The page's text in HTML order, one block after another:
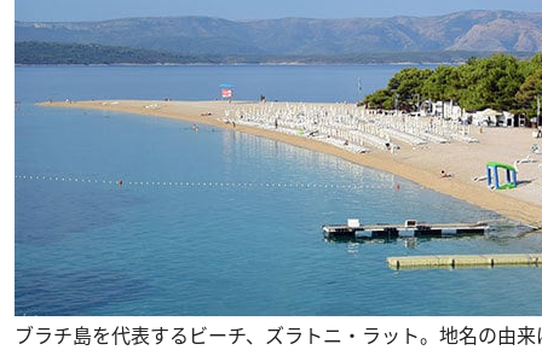
ブラチ島を代表するビーチ、ズラトニ・ラット。地名の由